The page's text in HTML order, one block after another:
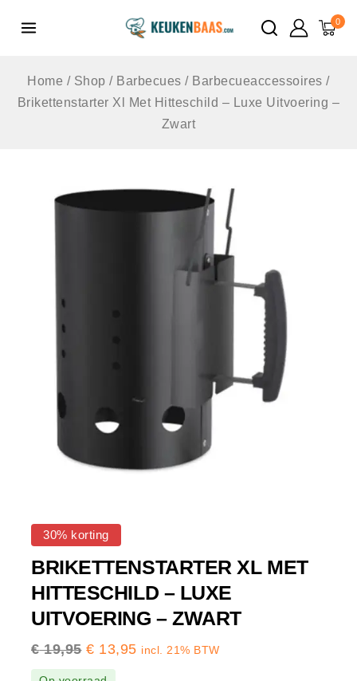
inhoud
0
Home / Shop / Barbecues / Barbecueaccessoires /
Brikettenstarter Xl Met Hitteschild – Luxe Uitvoering –
Zwart
30% korting
BRIKETTENSTARTER XL MET
HITTESCHILD – LUXE
UITVOERING – ZWART
€19,95 € 13,95 incl. 21% BTW